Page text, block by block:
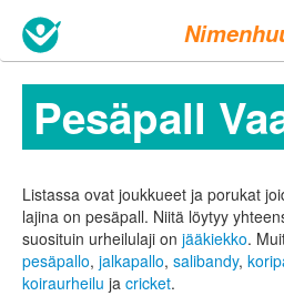
Pesäpall
Listassa ovat joukkueet ja porukat
lajina on pesäpall. Niitä löytyy
suosituin urheilulaji on jääkiekko.
pesäpallo, jalkapallo, salibandy,
koiraurheilu ja cricket.